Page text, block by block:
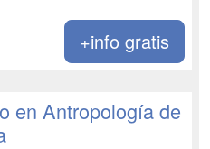
+info gratis
en Antropología de